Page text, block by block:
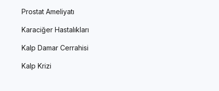
Prostat Ameliyatı
Karaciğer Hastalıkları
Kalp Damar Cerrahisi
Kalp Krizi